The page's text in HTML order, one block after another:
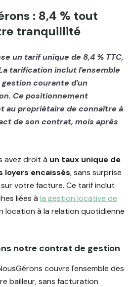
: 8,4 % tout
tranquillité
un tarif unique de 8,4 % TTC,
tarification inclut l'ensemble
courante d'un
Ce positionnement
au propriétaire de connaître à
de son contrat, mois après
avez droit à un taux unique de
loyers encaissés, sans surprise
votre facture. Ce tarif inclut
liées à la gestion locative de
location à la relation quotidienne
notre contrat de gestion
couvre l'ensemble des
bailleur, sans facturation